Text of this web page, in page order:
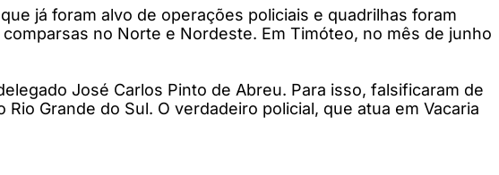
já foram alvo de operações policiais e quadrilhas foram
no Norte e Nordeste. Em Timóteo, no mês de junho
José Carlos Pinto de Abreu. Para isso, falsificaram de
Grande do Sul. O verdadeiro policial, que atua em Vacaria